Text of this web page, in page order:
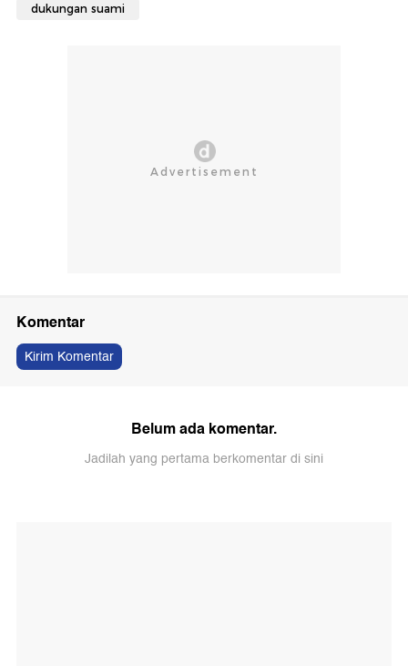
dukungan suami
Komentar
Kirim Komentar
Belum ada komentar.
Jadilah yang pertama berkomentar di sini